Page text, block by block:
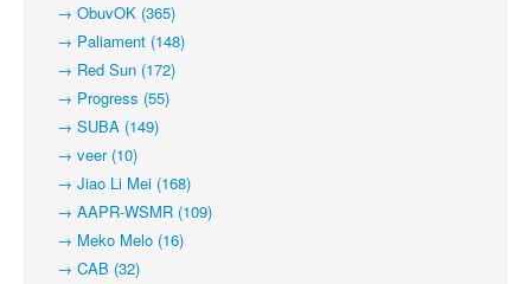
→ ObuvOK (365)
→ Paliament (148)
→ Red Sun (172)
→ Progress (55)
→ SUBA (149)
→ veer (10)
→ Jiao Li Mei (168)
→ AAPR-WSMR (109)
→ Meko Melo (16)
→ CAB (32)